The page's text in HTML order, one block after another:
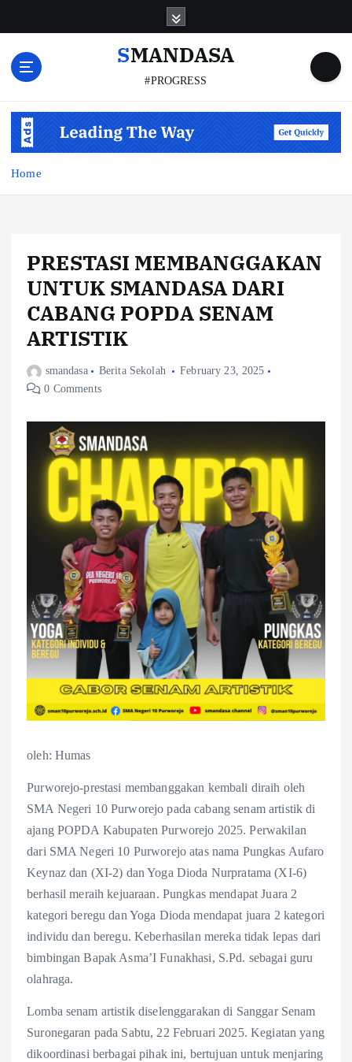
SMANDASA
#PROGRESS
Home
PRESTASI MEMBANGGAKAN
UNTUK SMANDASA DARI
CABANG POPDA SENAM
ARTISTIK
smandasa Berita Sekolah
February 23, 2025
0 Comments
oleh: Humas
Purworejo-prestasi membanggakan kembali diraih oleh
SMA Negeri 10 Purworejo pada cabang senam artistik di
ajang POPDA Kabupaten Purworejo 2025. Perwakilan
dari SMA Negeri 10 Purworejo atas nama Pungkas Aufaro
Keynaz dan (XI-2) dan Yoga Dioda Nurpratama (XI-6)
berhasil meraih kejuaraan. Pungkas mendapat Juara 2
kategori beregu dan Yoga Dioda mendapat juara 2 kategori
individu dan beregu. Keberhasilan mereka tidak lepas dari
bimbingan Bapak Asma’I Funakhasi, S.Pd. sebagai guru
olahraga.
Lomba senam artistik diselenggarakan di Sanggar Senam
Suronegaran pada Sabtu, 22 Februari 2025. Kegiatan yang
dikoordinasi berbagai pihak ini, bertujuan untuk menjaring